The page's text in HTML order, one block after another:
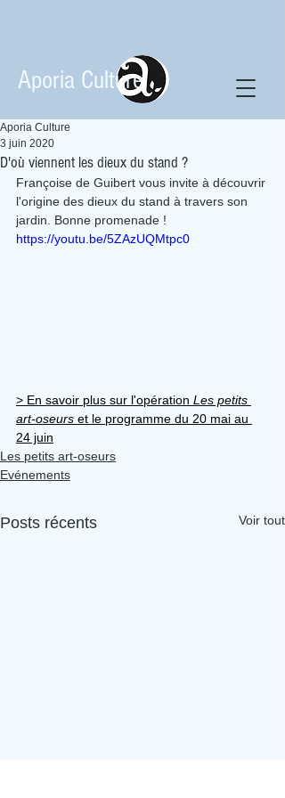
Aporia Culture
D'où viennent les dieux du stand ?
Aporia Culture
3 juin 2020
Françoise de Guibert vous invite à découvrir
l'origine des dieux du stand à travers son
jardin. Bonne promenade !
https://youtu.be/5ZAzUQMtpc0
> En savoir plus sur l'opération Les petits
art-oseurs et le programme du 20 mai au
24 juin
Les petits art-oseurs
Evénements
Posts récents Voir tout